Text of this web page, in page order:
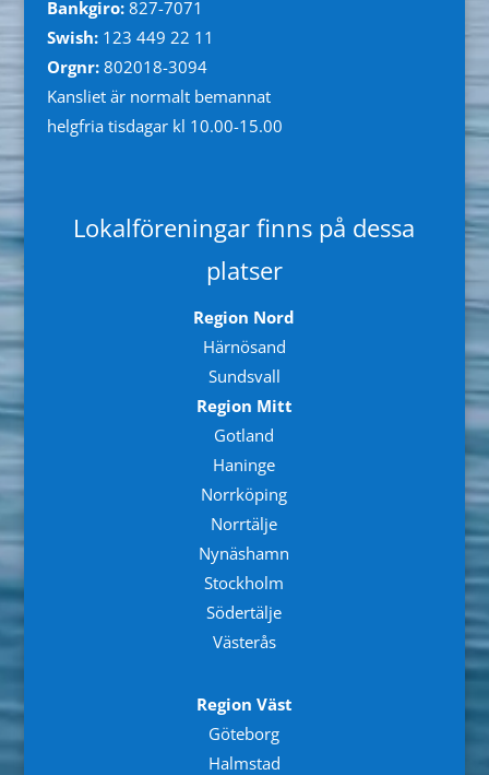
Bankgiro:827-7071
Swish:123 449 22 11
Orgnr: 802018-3094
Kansliet är normalt bemannat
helgfria tisdagar kl 10.00-15.00
Lokalföreningar finns på dessa
platser
Region Nord
Härnösand
Sundsvall
Region Mitt
Gotland
Haninge
Norrköping
Norrtälje
Nynäshamn
Stockholm
Södertälje
Västerås
Region Väst
Göteborg
Halmstad